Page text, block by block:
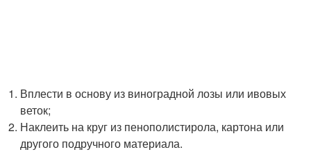
Вплести в основу из виноградной лозы или ивовых
веток;
Наклеить на круг из пенополистирола, картона или
другого подручного материала.